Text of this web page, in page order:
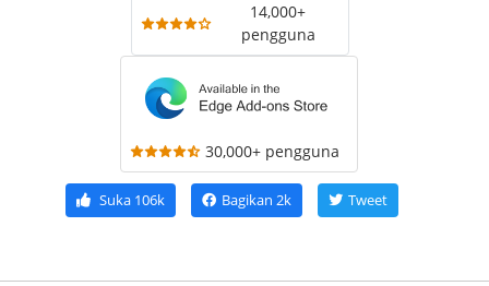
14,000+
pengguna
30,000+ pengguna
Suka106k Bagikan 2k Tweet